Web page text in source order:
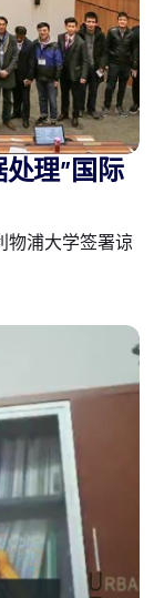
理”国际
物浦大学签署谅